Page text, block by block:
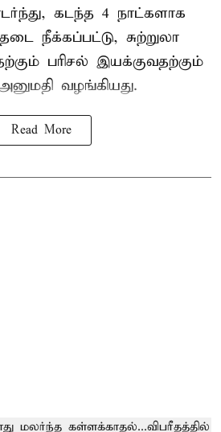
கடந்த 4 நாட்களாக
தடை நீக்கப்பட்டு, சுற்றுலா
பரிசல் இயக்குவதற்கும்
வழங்கியது.
Read More